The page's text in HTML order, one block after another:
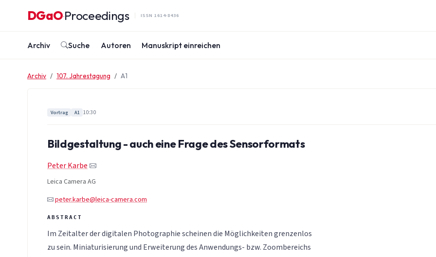
DGaO·Proceedings ISSN 1614-8436
Archiv Suche Autoren Manuskript einreichen
Archiv 107. Jahrestagung A1
Vortrag A1 10:30
Bildgestaltung - auch eine Frage des Sensorformats
Peter Karbe
Leica Camera AG
peter.karbe@leica-camera.com
Im Zeitalter der digitalen Photographie scheinen die Möglichkeiten grenzenlos
zu sein. Miniaturisierung und Erweiterung des Anwendungs- bzw. Zoombereichs